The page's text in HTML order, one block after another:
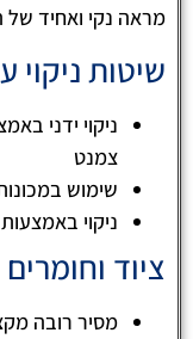
מראה נקי ואחיד
שיטות ניקוי
ניקוי ידני
צמנט
שימוש
ניקוי
ציוד וחומרים
מסיר רובה